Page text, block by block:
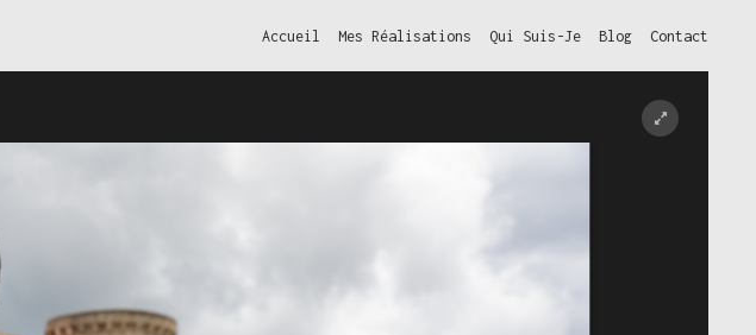
Accueil Mes Réalisations Qui Suis-Je Blog Contact